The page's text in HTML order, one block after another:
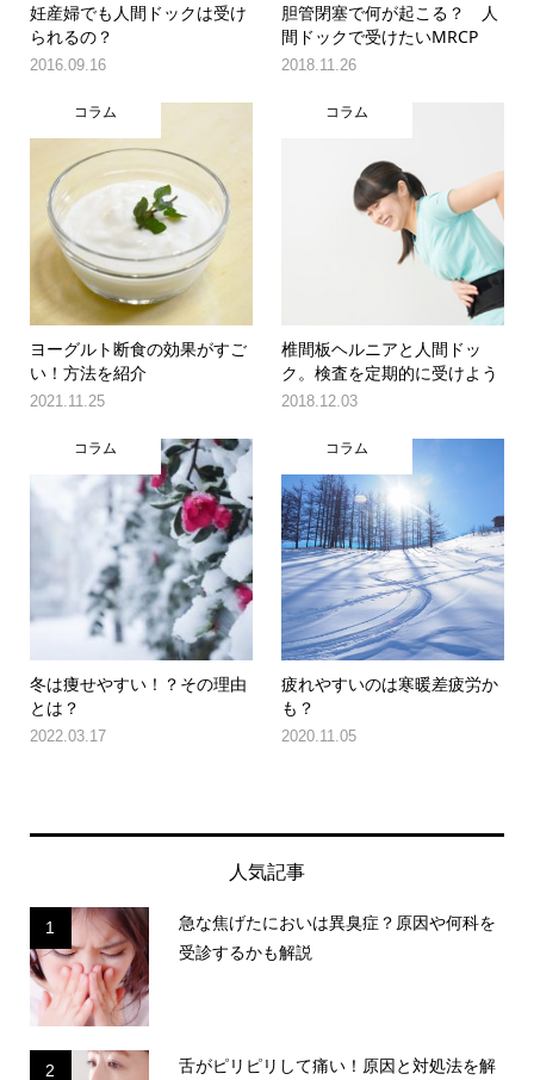
妊産婦でも人間ドックは受け
られるの？
2016.09.16
胆管閉塞で何が起こる？ 人
間ドックで受けたいMRCP
2018.11.26
コラム
ヨーグルト断食の効果がすご
い！方法を紹介
2021.11.25
コラム
椎間板ヘルニアと人間ドッ
ク。検査を定期的に受けよう
2018.12.03
コラム
冬は痩せやすい！？その理由
とは？
2022.03.17
コラム
疲れやすいのは寒暖差疲労か
も？
2020.11.05
人気記事
1
急な焦げたにおいは異臭症？原因や何科を
受診するかも解説
2
舌がピリピリして痛い！原因と対処法を解